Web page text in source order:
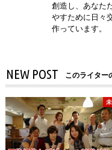
創造し、あなた
やすために日々
作っています。
NEW POST このライター